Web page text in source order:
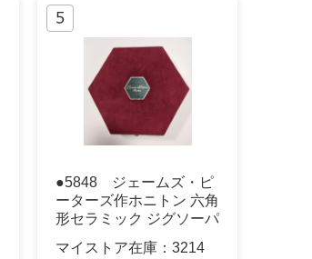
●5848 ジェームズ・ピ
ーターズ作ホニトン 六角
形セラミック ジグソーパ
マイストア在庫： 3214